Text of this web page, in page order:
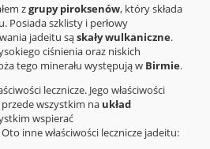
zgrupy piroksenów, który składa
Posiada szklisty i perłowy
jadeitu sąskały wulkaniczne.
ciśnienia oraz niskich
tego minerału występują w Birmie.
lecznicze. Jego właściwości
przede wszystkim na układ
wspierać
Oto inne właściwości lecznicze jadeitu: